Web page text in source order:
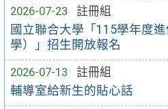
2026-07-23
註冊組
國立聯合大學「115學年度
學）」招生開放報名
2026-07-13
註冊組
輔導室給新生的貼心話